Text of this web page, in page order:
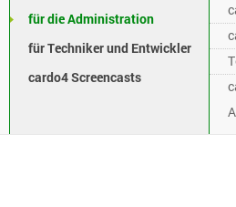
für die Administration
für Techniker und Entwickler
cardo4 Screencasts